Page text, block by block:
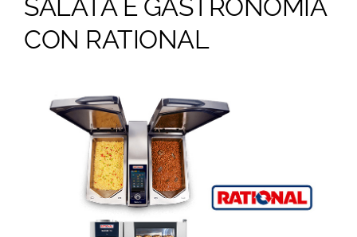
Formazione
ORDINA
SALATA E GASTRONOMIA
CON RATIONAL